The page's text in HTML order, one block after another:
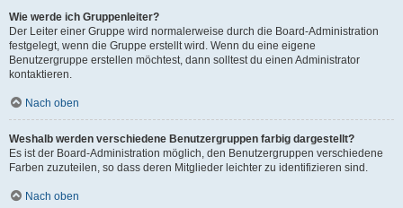
Wie werde ich Gruppenleiter?
Der Leiter einer Gruppe wird normalerweise durch die Board-Administration
festgelegt, wenn die Gruppe erstellt wird. Wenn du eine eigene
Benutzergruppe erstellen möchtest, dann solltest du einen Administrator
kontaktieren.
Nach oben
Weshalb werden verschiedene Benutzergruppen farbig dargestellt?
Es ist der Board-Administration möglich, den Benutzergruppen verschiedene
Farben zuzuteilen, so dass deren Mitglieder leichter zu identifizieren sind.
Nach oben